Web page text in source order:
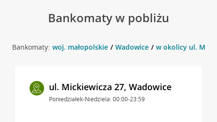
Bankomaty w pobliżu
Bankomaty: woj. małopolskie Wadowice w okolicy ul.
ul. Mickiewicza 27, Wadowice
Poniedziałek-Niedziela: 00:00-23:59